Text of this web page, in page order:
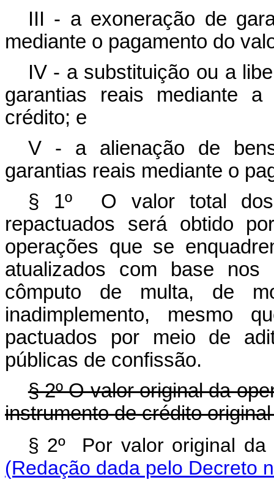
III - a exoneração de
mediante o pagamento do
IV - a substituição ou a
garantias reais mediante a
crédito; e
V - a alienação de
garantias reais mediante o
§ 1º O valor total dos
repactuados será obtido
operações que se
atualizados com base nos
cômputo de multa, de
inadimplemento, mesmo
pactuados por meio de
públicas de confissão.
§ 2º O valor original da
instrumento de crédito
§ 2º Por valor original
(Redação dada pelo Decreto